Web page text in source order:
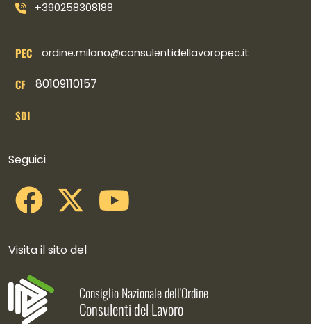
+390258308188
PEC ordine.milano@consulentidellavoropec.it
CF 80109110157
SDI
Seguici
Visita il sito del
Consiglio Nazionale dell'Ordine
Consulenti del Lavoro